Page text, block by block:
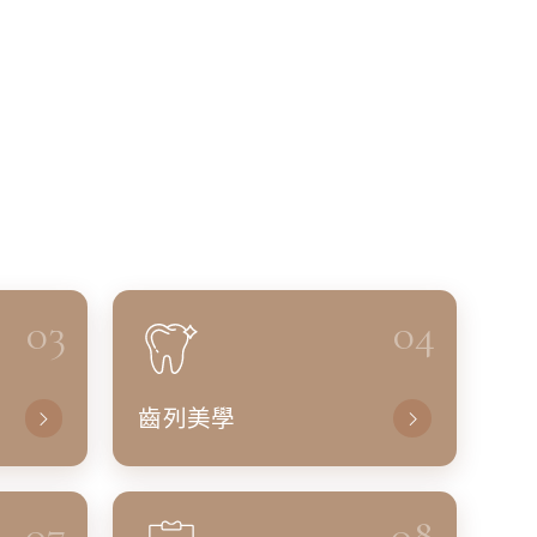
03 04
齒列美學